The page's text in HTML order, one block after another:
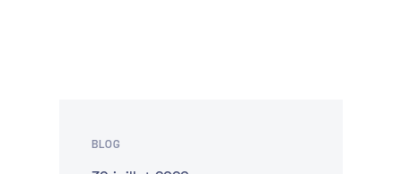
Contactez-nous
BLOG